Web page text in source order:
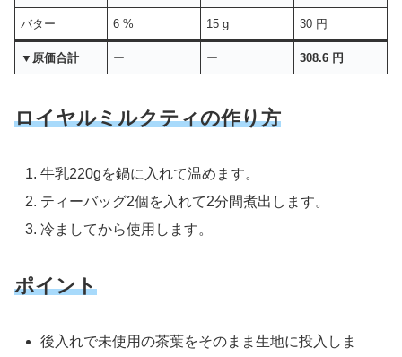
バター 6 % 15 g 30 円
▼原価合計 ー ー 308.6 円
ロイヤルミルクティの作り方
牛乳220gを鍋に入れて温めます。
ティーバッグ2個を入れて2分間煮出します。
冷ましてから使用します。
ポイント
後入れで未使用の茶葉をそのまま生地に投入しま